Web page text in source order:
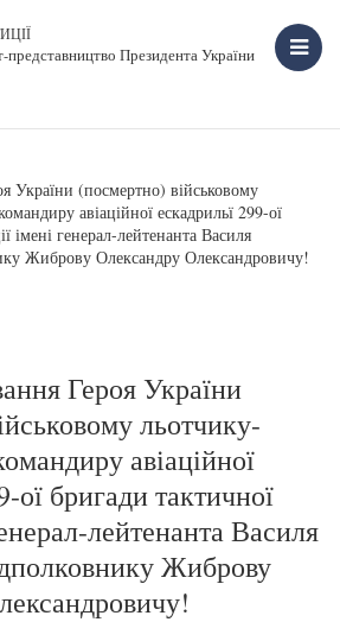
представництво Президента України
України (посмертно) військовому
авіаційної ескадрильї 299-ої
імені генерал-лейтенанта Василя
Жиброву Олександру Олександровичу!
Героя України
льотчику-
авіаційної
ої бригади тактичної
лейтенанта Василя
Жиброву